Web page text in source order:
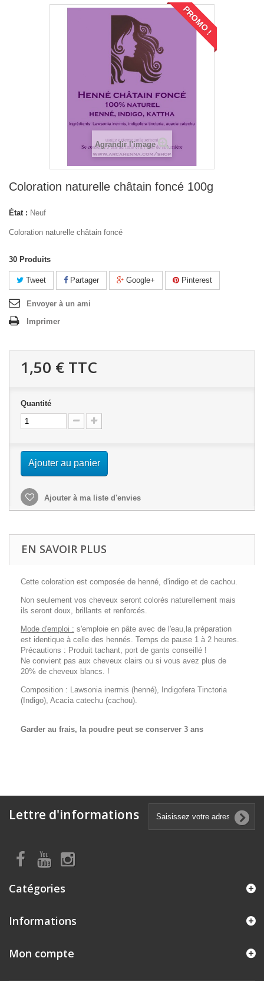
PROMO !
Agrandir l'image
Coloration naturelle châtain foncé 100g
État : Neuf
Coloration naturelle châtain foncé
30 Produits
Tweet Partager Google+ Pinterest
Envoyer à un ami
Imprimer
1,50 € TTC
Quantité
Ajouter au panier
Ajouter à ma liste d'envies
EN SAVOIR PLUS
Cette coloration est composée de henné, d'indigo et de cachou.
Non seulement vos cheveux seront colorés naturellement mais
ils seront doux, brillants et renforcés.
Mode d'emploi : s'emploie en pâte avec de l'eau,la préparation
est identique à celle des hennés. Temps de pause 1 à 2 heures.
Précautions : Produit tachant, port de gants conseillé !
Ne convient pas aux cheveux clairs ou si vous avez plus de
20% de cheveux blancs. !
Composition : Lawsonia inermis (henné), Indigofera Tinctoria
(Indigo), Acacia catechu (cachou).
Garder au frais, la poudre peut se conserver 3 ans
Lettre d'informations
Catégories
Informations
Mon compte